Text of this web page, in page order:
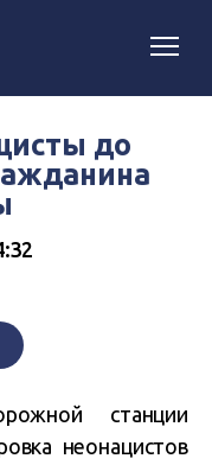
до
станции
неонацистов